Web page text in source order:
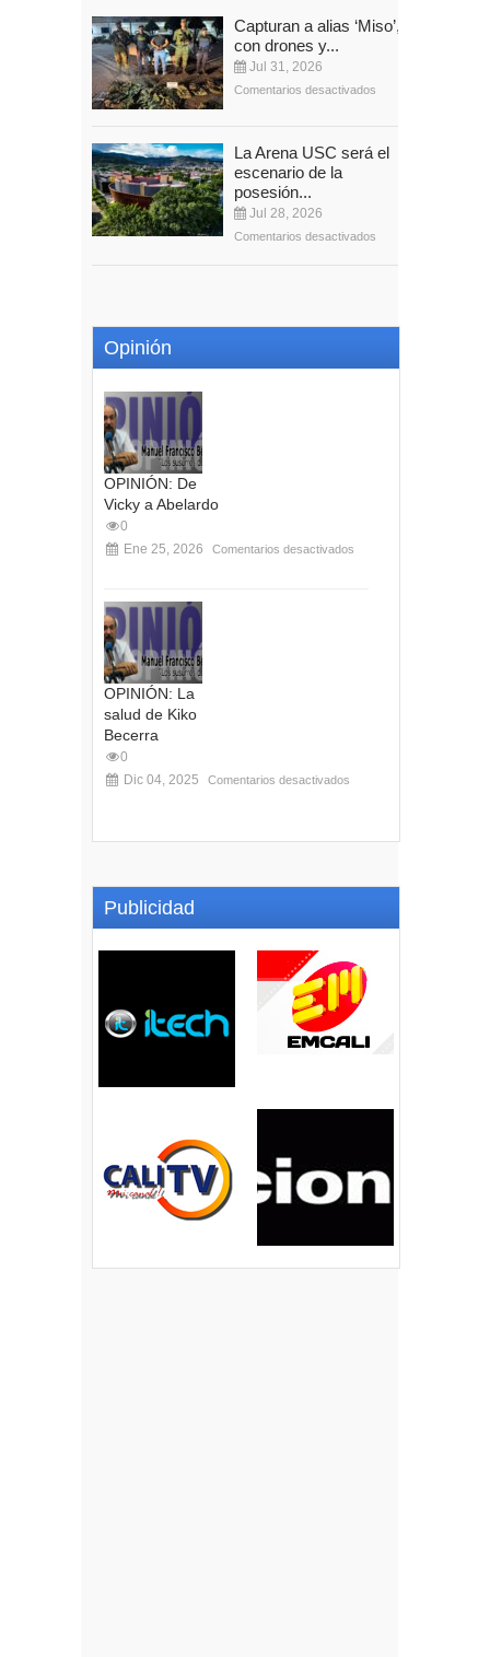
Capturan a alias ‘Miso’,
con drones y...
Jul 31, 2026
Comentarios desactivados
La Arena USC será el
escenario de la
posesión...
Jul 28, 2026
Comentarios desactivados
Opinión
OPINIÓN: De
Vicky a Abelardo
0
Ene 25, 2026
Comentarios desactivados
OPINIÓN: La
salud de Kiko
Becerra
0
Dic 04, 2025
Comentarios desactivados
Publicidad